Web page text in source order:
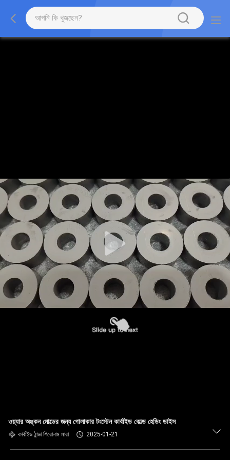
ওয়্যার অঙ্কন মোল্ডের জন্য গোলাকার টংস্টেন কার্বাইড কোল্ড হেডিং ডাইস
কার্বাইড ঠান্ডা শিরোনাম মারা 2025-01-21